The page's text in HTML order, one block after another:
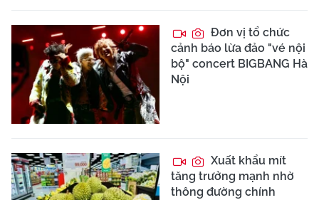
Đơn vị tổ chức
cảnh báo lừa đảo "vé nội
bộ" concert BIGBANG Hà
Nội
Xuất khẩu mít
tăng trưởng mạnh nhờ
thông đường chính